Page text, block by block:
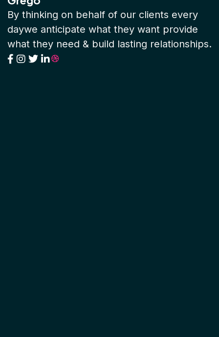
By thinking on behalf of our clients every
daywe anticipate what they want provide
what they need & build lasting relationships.